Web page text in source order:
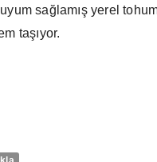
sağlamış yerel
taşıyor.